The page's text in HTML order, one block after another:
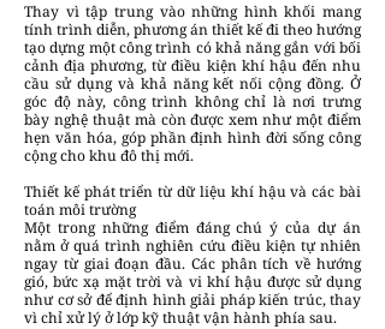
Thay vì tập trung vào những hình khối mang
tính trình diễn, phương án thiết kế đi theo hướng
tạo dựng một công trình có khả năng gắn với bối
cảnh địa phương, từ điều kiện khí hậu đến nhu
cầu sử dụng và khả năng kết nối cộng đồng. Ở
góc độ này, công trình không chỉ là nơi trưng
bày nghệ thuật mà còn được xem như một điểm
hẹn văn hóa, góp phần định hình đời sống công
cộng cho khu đô thị mới.
Thiết kế phát triển từ dữ liệu khí hậu và các bài
toán môi trường
Một trong những điểm đáng chú ý của dự án
nằm ở quá trình nghiên cứu điều kiện tự nhiên
ngay từ giai đoạn đầu. Các phân tích về hướng
gió, bức xạ mặt trời và vi khí hậu được sử dụng
như cơ sở để định hình giải pháp kiến trúc, thay
vì chỉ xử lý ở lớp kỹ thuật vận hành phía sau.